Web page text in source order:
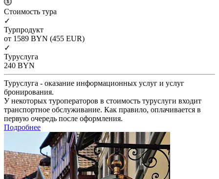
Cтоимость тура
✓
Турпродукт
от 1589 BYN (455 EUR)
✓
Туруслуга
240 BYN
Туруслуга - оказание информационных услуг и услуг
бронирования.
У некоторых туроператоров в стоимость туруслуги входит
транспортное обслуживание. Как правило, оплачивается в
первую очередь после оформления.
Подробнее